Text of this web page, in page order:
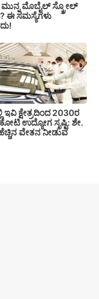
ಮೊಬೈಲ್ ಸ್ಕ್ರೋಲ್
ಈ ಸಮಸ್ಯೆಗಳು
ಇವಿ ಕ್ಷೇತ್ರದಿಂದ 2030ರ
ಉದ್ಯೋಗ ಸೃಷ್ಟಿ: ಶೇ.
ವೇತನ ನೀಡುವ